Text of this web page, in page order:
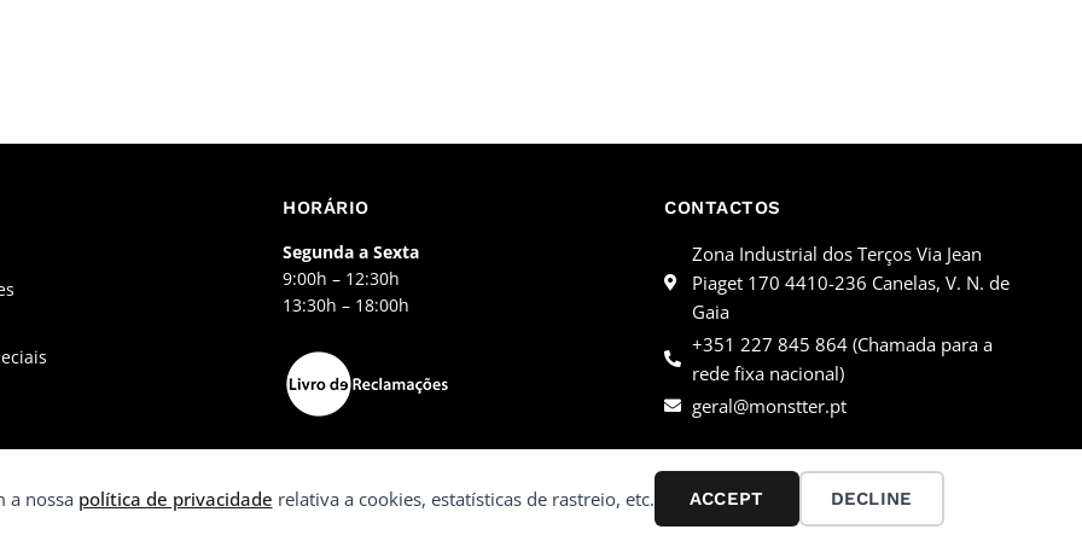
a nossa política de privacidade relativa a cookies, estatísticas de rastreio, etc. ACCEPT DECLINE
HORÁRIO
Segunda a Sexta
9:00h – 12:30h
13:30h – 18:00h
CONTACTOS
Zona Industrial dos Terços Via Jean
Piaget 170 4410-236 Canelas, V. N. de
Gaia
+351 227 845 864 (Chamada para a
rede fixa nacional)
geral@monstter.pt
Desenvolvido por